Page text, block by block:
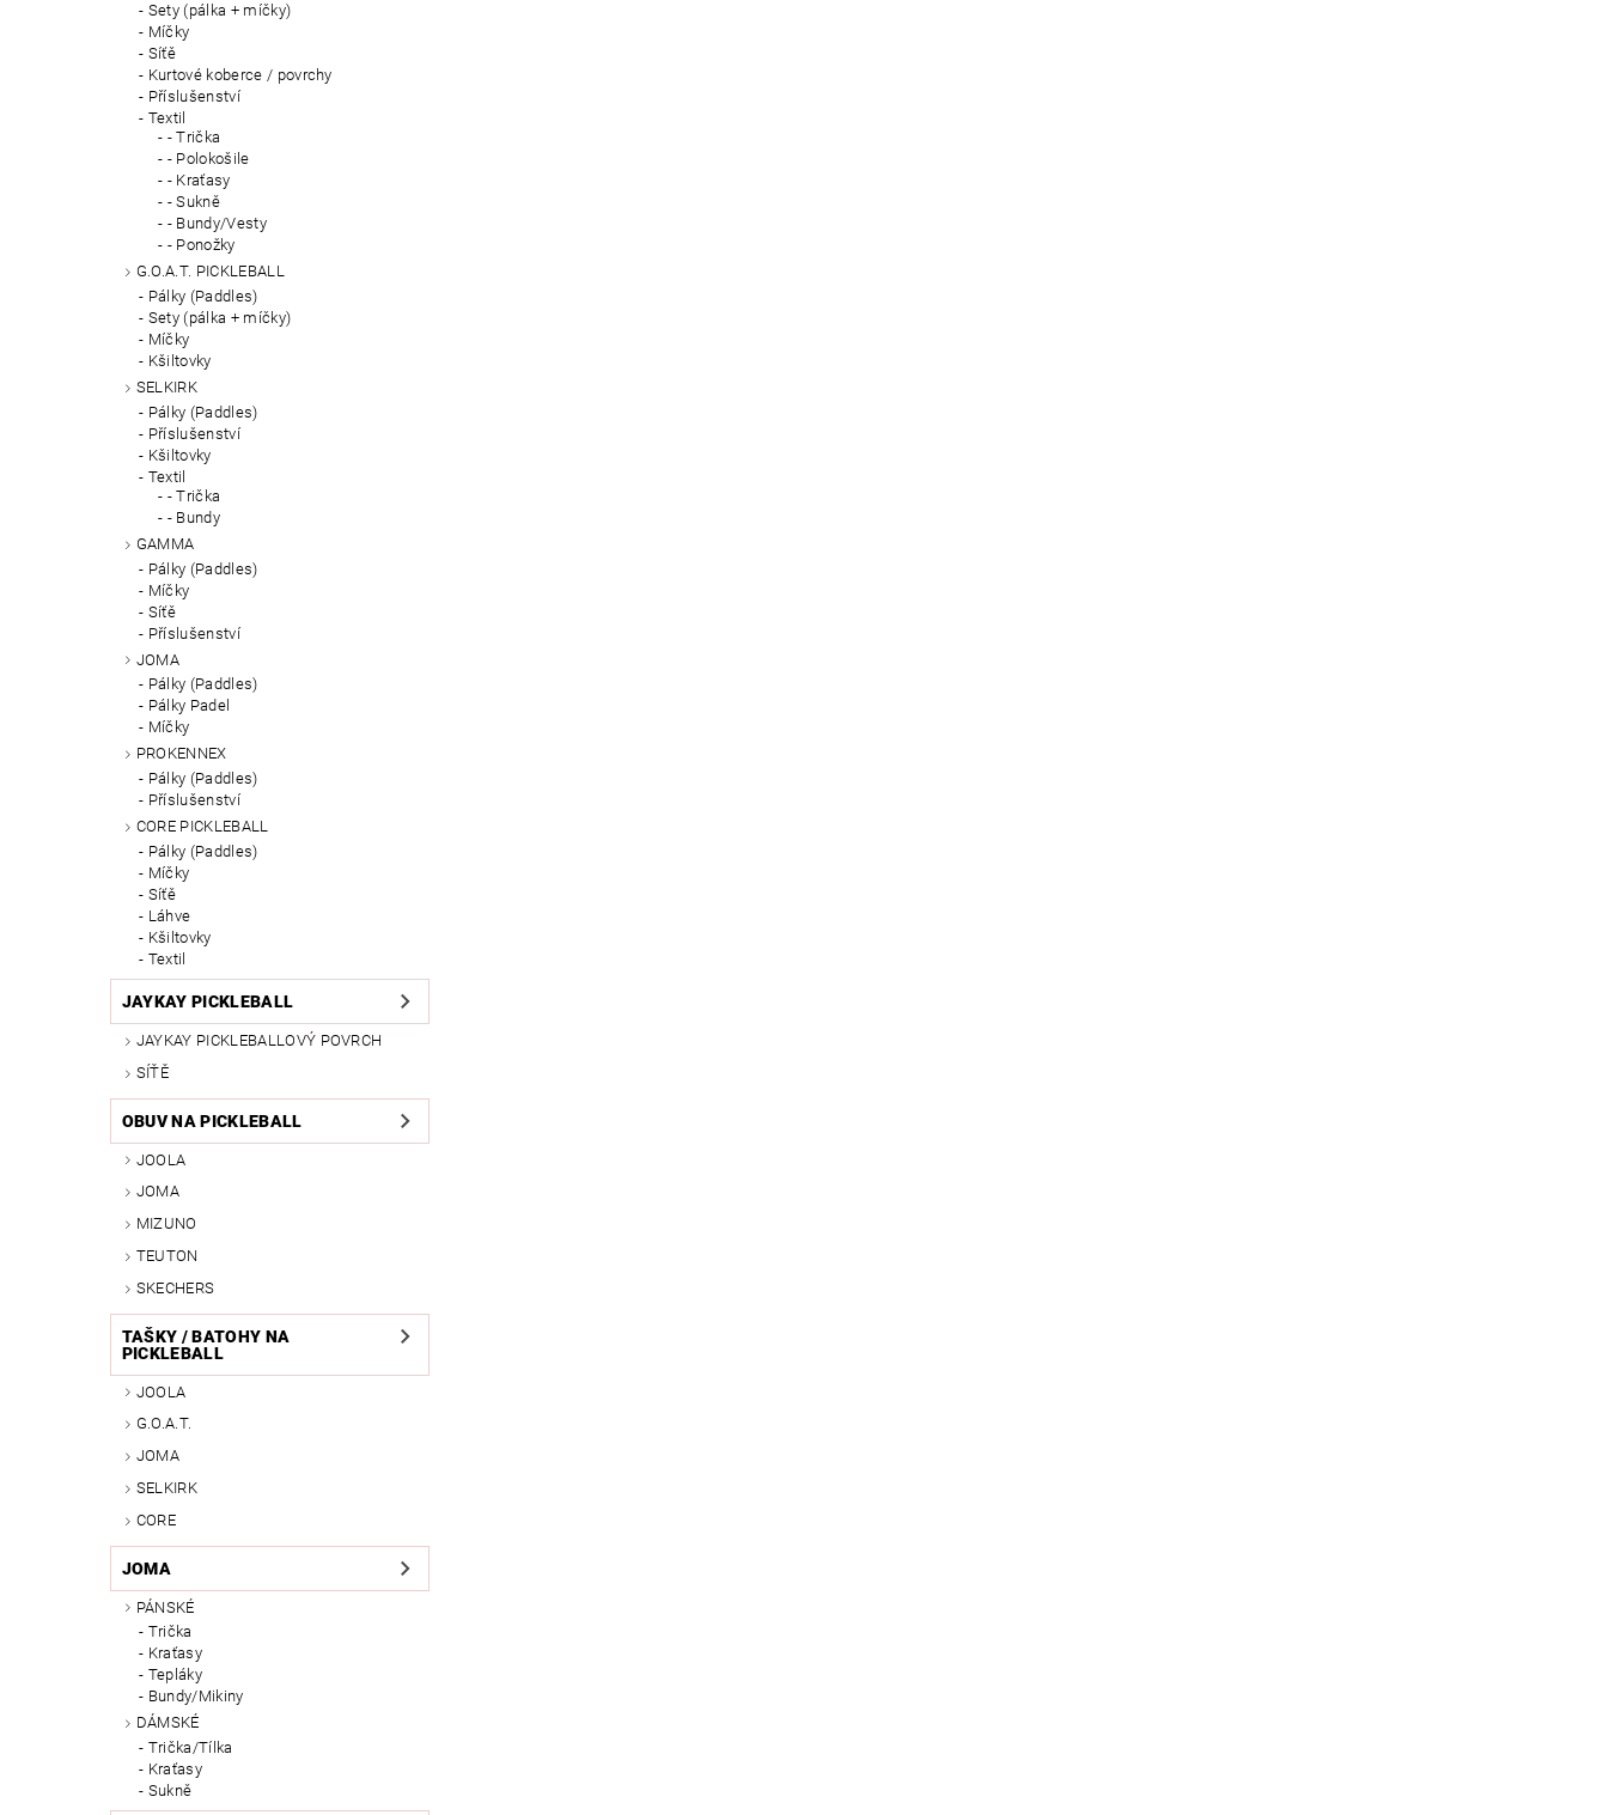
Sety (pálka + míčky)
Míčky
Síťě
Kurtové koberce / povrchy
Příslušenství
Textil
- Trička
- Polokošile
- Kraťasy
- Sukně
- Bundy/Vesty
- Ponožky
G.O.A.T. PICKLEBALL
Pálky (Paddles)
Sety (pálka + míčky)
Míčky
Kšiltovky
SELKIRK
Pálky (Paddles)
Příslušenství
Kšiltovky
Textil
- Trička
- Bundy
GAMMA
Pálky (Paddles)
Míčky
Síťě
Příslušenství
JOMA
Pálky (Paddles)
Pálky Padel
Míčky
PROKENNEX
Pálky (Paddles)
Příslušenství
CORE PICKLEBALL
Pálky (Paddles)
Míčky
Síťě
Láhve
Kšiltovky
Textil
JAYKAY PICKLEBALL
JAYKAY PICKLEBALLOVÝ POVRCH
SÍŤĚ
OBUV NA PICKLEBALL
JOOLA
JOMA
MIZUNO
TEUTON
SKECHERS
TAŠKY / BATOHY NA
PICKLEBALL
JOOLA
G.O.A.T.
JOMA
SELKIRK
CORE
JOMA
PÁNSKÉ
Trička
Kraťasy
Tepláky
Bundy/Mikiny
DÁMSKÉ
Trička/Tílka
Kraťasy
Sukně